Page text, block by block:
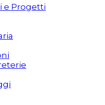
e Progetti